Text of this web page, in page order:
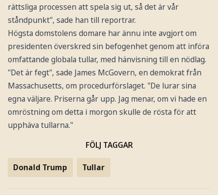
rättsliga processen att spela sig ut, så det är vår
ståndpunkt", sade han till reportrar.
Högsta domstolens domare har ännu inte avgjort om
presidenten överskred sin befogenhet genom att införa
omfattande globala tullar, med hänvisning till en nödlag.
"Det är fegt", sade James McGovern, en demokrat från
Massachusetts, om procedurförslaget. "De lurar sina
egna väljare. Priserna går upp. Jag menar, om vi hade en
omröstning om detta i morgon skulle de rösta för att
upphäva tullarna."
FÖLJ TAGGAR
Donald Trump Tullar